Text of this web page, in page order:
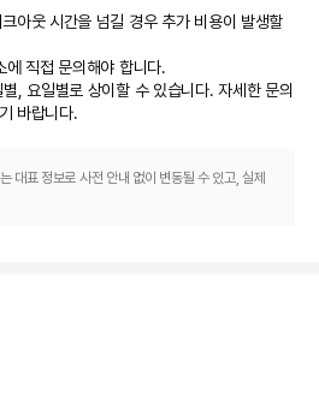
아웃 시간을 넘길 경우 추가 비용이 발생할
직접 문의해야 합니다.
, 요일별로 상이할 수 있습니다. 자세한 문의
바랍니다.
대표 정보로 사전 안내 없이 변동될 수 있고, 실제